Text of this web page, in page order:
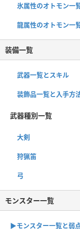
氷属性のオトモン一
龍属性のオトモン一
装備一覧
武器一覧とスキル
装飾品一覧と入手方
武器種別一覧
大剣
狩猟笛
弓
モンスター一覧
▶︎モンスター一覧と弱